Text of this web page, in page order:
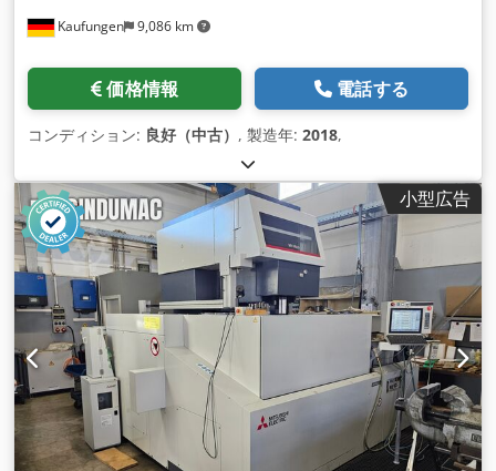
Kaufungen 9,086 km
価格情報 電話する
コンディション: 良好（中古） , 製造年: 2018,
小型広告